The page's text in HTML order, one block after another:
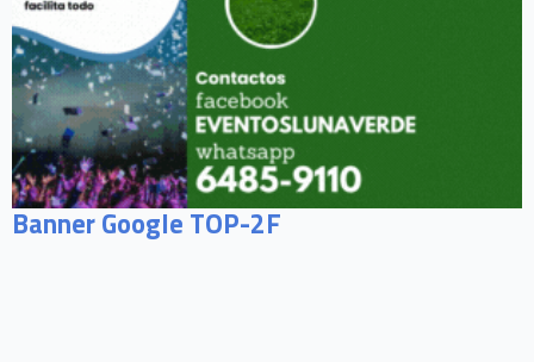
Banner Google TOP-2F